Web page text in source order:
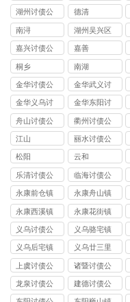
湖州讨债公
司
德清
南浔
湖州吴兴区
讨债公司
嘉兴讨债公
司
嘉善
桐乡 南湖
金华讨债公
司
金华武义讨
债公司
金华义乌讨
债公司
金华东阳讨
债公司
舟山讨债公
司
衢州讨债公
司
江山
丽水讨债公
司
松阳 云和
乐清讨债公
司
临海讨债公
司
永康前仓镇
讨债公司
永康舟山镇
讨债公司
永康西溪镇
讨债公司
永康花街镇
讨债公司
义乌讨债公
司
义乌骆宅镇
讨债公司
义乌后宅镇
讨债公司
义乌廿三里
镇讨债公司
上虞讨债公
司
诸暨讨债公
司
龙泉讨债公
司
建德讨债公
司